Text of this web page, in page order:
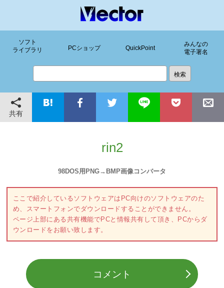
ソフト
ライブラリ
PCショップ QuickPoint
みんなの
電子署名
共有
rin2
98DOS用PNG→BMP画像コンバータ
ここで紹介しているソフトウェアはPC向けのソフトウェアのた
め、スマートフォンでダウンロードすることができません。
ページ上部にある共有機能でPCと情報共有して頂き、PCからダ
ウンロードをお願い致します。
コメント